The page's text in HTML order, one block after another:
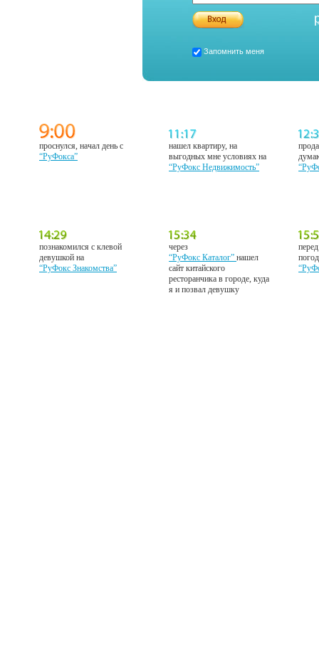
Запомнить меня
проснулся, начал день с
“РуФокса”
нашел квартиру, на
выгодных мне условиях на
“РуФокс Недвижимость”
познакомился с клевой
девушкой на
“РуФокс Знакомства”
через
“РуФокс Каталог”нашел
сайт китайского
ресторанчика в городе, куда
я и позвал девушку